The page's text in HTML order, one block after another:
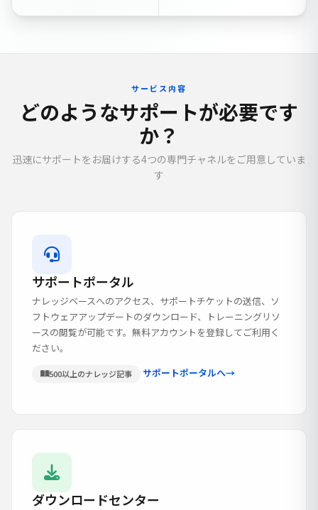
サービス内容
どのようなサポートが必要です
か？
迅速にサポートをお届けする4つの専門チャネルをご用意していま
す
サポートポータル
ナレッジベースへのアクセス、サポートチケットの送信、ソ
フトウェアアップデートのダウンロード、トレーニングリソ
ースの閲覧が可能です。無料アカウントを登録してご利用く
ださい。
500以上のナレッジ記事 サポートポータルへ→
ダウンロードセンター